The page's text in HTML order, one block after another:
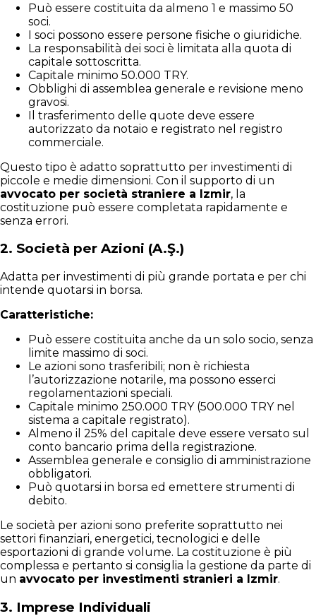
Può essere costituita da almeno 1 e massimo 50
soci.
I soci possono essere persone fisiche o giuridiche.
La responsabilità dei soci è limitata alla quota di
capitale sottoscritta.
Capitale minimo 50.000 TRY.
Obblighi di assemblea generale e revisione meno
gravosi.
Il trasferimento delle quote deve essere
autorizzato da notaio e registrato nel registro
commerciale.
Questo tipo è adatto soprattutto per investimenti di
piccole e medie dimensioni. Con il supporto di un
avvocato per società straniere a Izmir, la
costituzione può essere completata rapidamente e
senza errori.
2. Società per Azioni (A.Ş.)
Adatta per investimenti di più grande portata e per chi
intende quotarsi in borsa.
Caratteristiche:
Può essere costituita anche da un solo socio, senza
limite massimo di soci.
Le azioni sono trasferibili; non è richiesta
l’autorizzazione notarile, ma possono esserci
regolamentazioni speciali.
Capitale minimo 250.000 TRY (500.000 TRY nel
sistema a capitale registrato).
Almeno il 25% del capitale deve essere versato sul
conto bancario prima della registrazione.
Assemblea generale e consiglio di amministrazione
obbligatori.
Può quotarsi in borsa ed emettere strumenti di
debito.
Le società per azioni sono preferite soprattutto nei
settori finanziari, energetici, tecnologici e delle
esportazioni di grande volume. La costituzione è più
complessa e pertanto si consiglia la gestione da parte di
un avvocato per investimenti stranieri a Izmir.
3. Imprese Individuali